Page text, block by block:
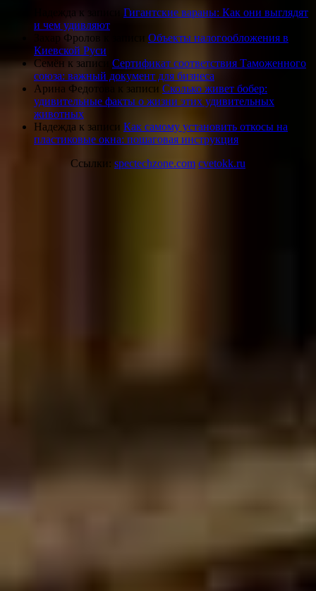
Надежда к записи Гигантские вараны: Как они выглядят
и чем удивляют
Захар Фролов
Объекты налогообложения в
Киевской Руси
Семён к записи Сертификат соответствия Таможенного
союза: важный документ для бизнеса
Арина Федотова
к записи Сколько живет бобер:
удивительные факты о жизни этих удивительных
животных
Надежда к записи Как самому установить откосы на
пластиковые окна: пошаговая инструкция
Ссылки: spectechzone.com cvetokk.ru